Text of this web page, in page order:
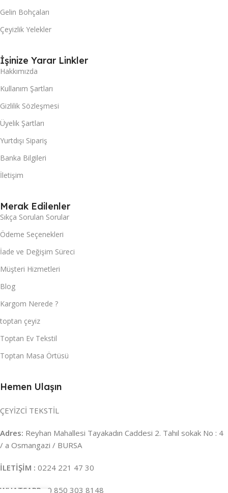
Gelin Bohçaları
Çeyizlik Yelekler
İşinize Yarar Linkler
Hakkımızda
Kullanım Şartları
Gizlilik Sözleşmesi
Üyelik Şartları
Yurtdışı Sipariş
Banka Bilgileri
İletişim
Merak Edilenler
Sıkça Sorulan Sorular
Ödeme Seçenekleri
İade ve Değişim Süreci
Müşteri Hizmetleri
Blog
Kargom Nerede ?
toptan çeyiz
Toptan Ev Tekstil
Toptan Masa Örtüsü
Hemen Ulaşın
ÇEYİZCİ TEKSTİL
Adres: Reyhan Mahallesi Tayakadın Caddesi 2. Tahıl sokak No : 4
/ a Osmangazi / BURSA
İLETİŞİM : 0224 221 47 30
WHATSAPP : 0 850 303 8148